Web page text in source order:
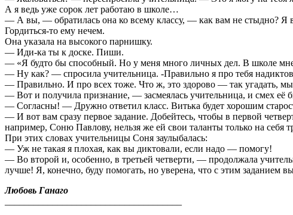
А я ведь уже сорок лет работаю в школе…
— А вы, — обратилась она ко всему классу, — как вам не стыдно?
Гордиться-то ему нечем.
Она указала на высокого парнишку.
— Иди-ка ты к доске. Пиши.
— «Я будто бы способный. Но у меня много личных дел. В школе
— Ну как? — спросила учительница. -Правильно я про тебя
— Правильно. И про всех тоже. Что ж, это здорово — так угадать, мы
— Вот и получила признание, — засмеялась учительница, и смех её
— Согласны! — Дружно ответил класс. Витька будет хорошим
— И вот вам сразу первое задание. Добейтесь, чтобы в первой
например, Соню Павлову, нельзя же ей свои таланты только на себя
При этих словах учительницы Соня заулыбалась:
— Уж не такая я плохая, как вы диктовали, если надо — помогу!
— Во второй и, особенно, в третьей четверти, — продолжала
лучше! Я, конечно, буду помогать, но уверена, что с этим заданием
Любовь Ганаго